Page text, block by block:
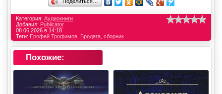
Категория: Аудиокниги
Добавил: Publicator
08.06.2026 в 14:18
Теги: Ерофей Трофимов Бродяга сборник
Похожие: